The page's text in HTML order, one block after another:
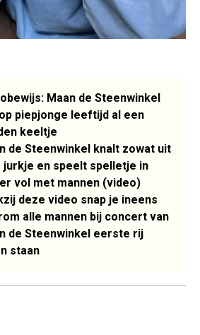
Maan de Steenwinkel
piepjonge leeftijd al een
keeltje
de Steenwinkel knalt zowat uit
jurkje en speelt spelletje in
vol met mannen (video)
deze video snap je ineens
alle mannen bij concert van
de Steenwinkel eerste rij
staan